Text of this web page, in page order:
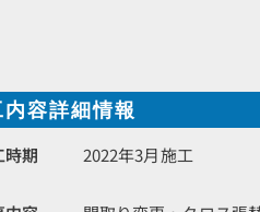
内容詳細情報
期
2022年3月施工